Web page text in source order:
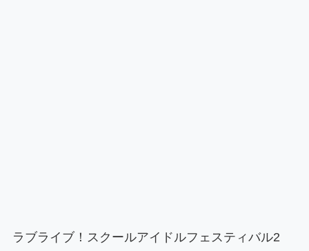
ラブライブ！スクールアイドルフェスティバル2